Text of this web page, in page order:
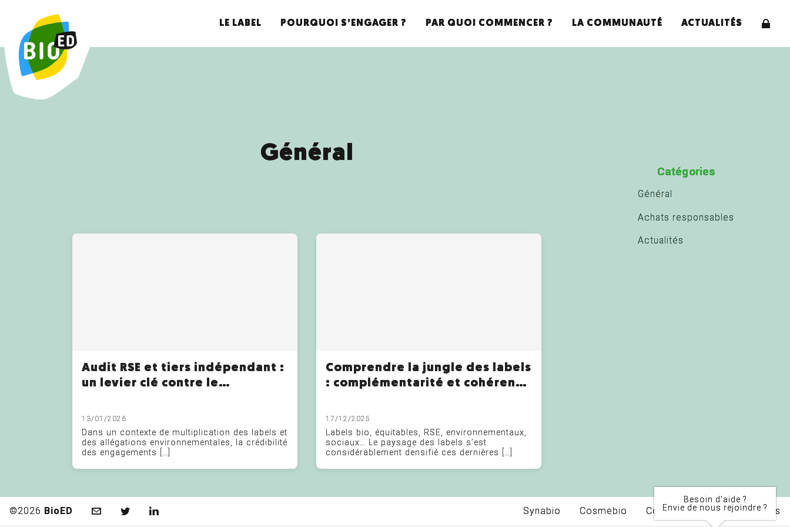
LE LABEL POURQUOI S’ENGAGER ? PAR QUOI COMMENCER ? LA COMMUNAUTÉ ACTUALITÉS
Général
Audit RSE et tiers indépendant :
un levier clé contre le
crédibilité des engagements
13/01/2026
Dans un contexte de multiplication des labels et
des allégations environnementales, la crédibilité
des engagements […]
Comprendre la jungle des labels
: complémentarité et cohérence
17/12/2025
Labels bio, équitables, RSE, environnementaux,
sociaux… Le paysage des labels s’est
considérablement densifié ces dernières […]
Catégories
Général
Achats responsables
Actualités
©2026 BioED Synabio Cosmebio Contact Mentions légales
Besoin d'aide ?
Envie de nous rejoindre ?